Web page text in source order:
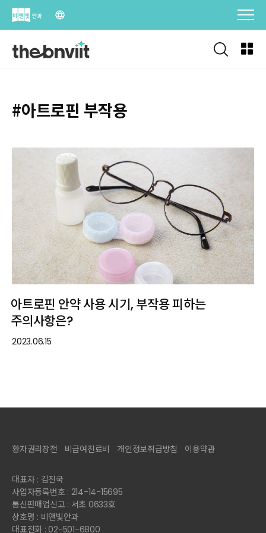
Skip
#아트로핀 부작용
아트로핀 안약 사용 시기, 부작용 피하는
주의사항은?
2023.06.15
환자권리장전 비급여진료비 개인정보취급방침 이용약관
대표자 : 김진국
사업자등록번호 : 214-14-15695
통신판매업신고 : 서초 0633호
상호명 : 비앤빛안과
대표전화 : 02-501-6800